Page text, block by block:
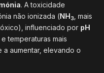
. A toxicidade
não ionizada (NH 3, mais
influenciado por pH
e temperaturas mais
a aumentar, elevando o